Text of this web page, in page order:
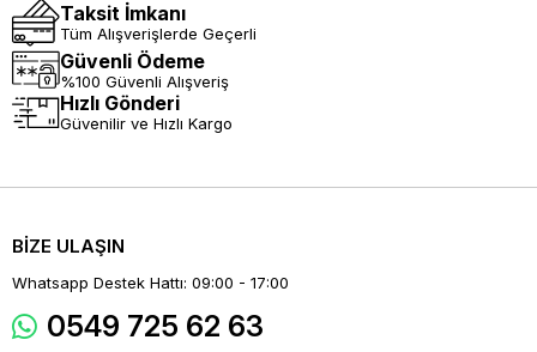
Taksit İmkanı
Tüm Alışverişlerde Geçerli
Güvenli Ödeme
%100 Güvenli Alışveriş
Hızlı Gönderi
Güvenilir ve Hızlı Kargo
BİZE ULAŞIN
Whatsapp Destek Hattı: 09:00 - 17:00
0549 725 62 63